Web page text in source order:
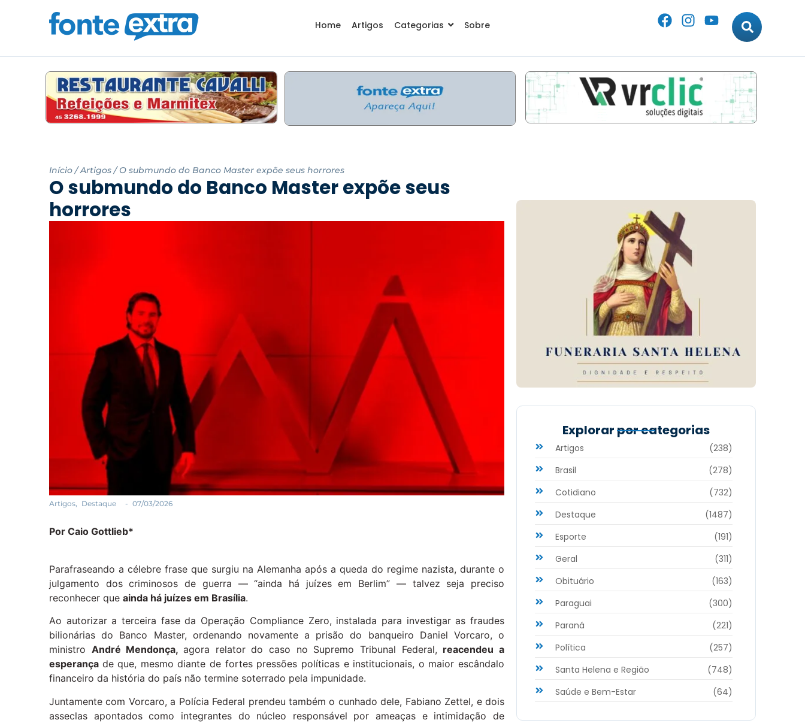
Home Artigos Categorias Sobre
Início / Artigos / O submundo do Banco Master expõe seus horrores
O submundo do Banco Master expõe seus
horrores
Artigos, Destaque - 07/03/2026
Por Caio Gottlieb*
Parafraseando a célebre frase que surgiu na Alemanha após a queda do regime nazista, durante o
julgamento dos criminosos de guerra — “ainda há juízes em Berlim” — talvez seja preciso
reconhecer que ainda há juízes em Brasília.
Ao autorizar a terceira fase da Operação Compliance Zero, instalada para investigar as fraudes
bilionárias do Banco Master, ordenando novamente a prisão do banqueiro Daniel Vorcaro, o
ministro André Mendonça,agora relator do caso no Supremo Tribunal Federal, reacendeu a
esperança de que, mesmo diante de fortes pressões políticas e institucionais, o maior escândalo
financeiro da história do país não termine soterrado pela impunidade.
Juntamente com Vorcaro, a Polícia Federal prendeu também o cunhado dele, Fabiano Zettel, e dois
asseclas apontados como integrantes do núcleo responsável por ameaças e intimidação de
Explorar por categorias
Artigos
(238)
Brasil
(278)
Cotidiano
(732)
Destaque
(1487)
Esporte
(191)
Geral
(311)
Obituário
(163)
Paraguai
(300)
Paraná
(221)
Política
(257)
Santa Helena e Região
(748)
Saúde e Bem-Estar
(64)